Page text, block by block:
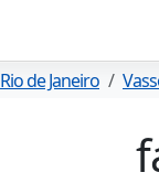
Rio de Janeiro